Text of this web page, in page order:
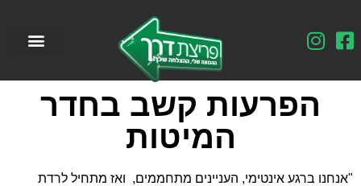
הפרעות קשב בחדר
המיטות
"אנחנו ברגע אינטימי, העניינים מתחממים, ואז מתחיל לרדת